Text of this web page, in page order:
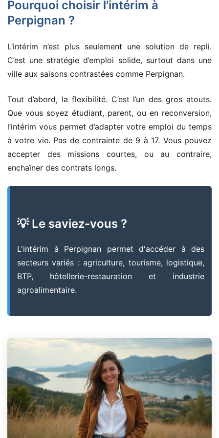
Pourquoi choisir l'intérim à
Perpignan ?
L’intérim n’est plus seulement une solution de repli.
C’est une stratégie d’emploi solide, surtout dans une
ville aux saisons contrastées comme Perpignan.
Tout d’abord, la flexibilité. C’est l’un des gros atouts.
Que vous soyez étudiant, parent, ou en reconversion,
l’intérim vous permet d’adapter votre emploi du temps
à votre vie. Pas de contrainte de 9 à 17. Vous pouvez
accepter des missions courtes, ou au contraire,
enchaîner des contrats longs.
💡 Le saviez-vous ?
L'intérim à Perpignan permet d'accéder à des
secteurs variés : agriculture, tourisme, logistique,
BTP, hôtellerie-restauration et industrie
agroalimentaire.